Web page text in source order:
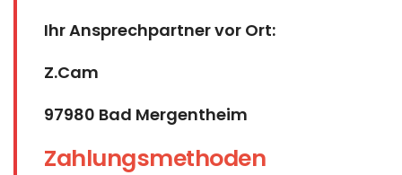
Ihr Ansprechpartner vor Ort:
Z.Cam
97980 Bad Mergentheim​​​​​​​
Zahlungsmethoden